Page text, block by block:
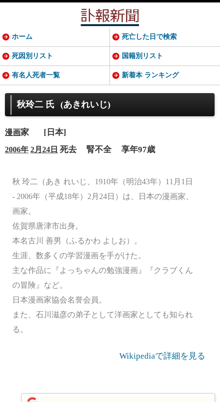
秋玲二 氏 (あきれいじ)
漫画家 [日本]
2006年 2月24日 死去 腎不全 享年97歳
秋 玲二（あき れいじ、1910年（明治43年）11月1日
- 2006年（平成18年）2月24日）は、日本の漫画家、
画家。
佐賀県唐津市出身。
本名古川 善男（ふるかわ よしお）。
生涯、数多くの学習漫画を手がけた。
主な作品に『よっちゃんの勉強漫画』『クラブくん
の冒険』など。
日本漫画家協会名誉会員。
また、石川滋彦の弟子として洋画家としても知られ
る。
Wikipediaで詳細を見る
ホーム 死亡した日で検索
死因別リスト 国籍別リスト
有名人死者一覧 新着本 ランキング